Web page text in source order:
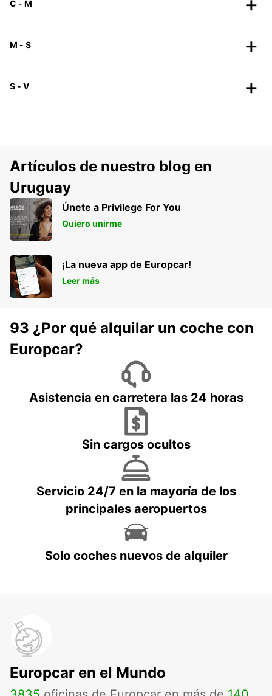
C - M
M - S
S - V
Artículos de nuestro blog en
Uruguay
Únete a Privilege For You
Quiero unirme
¡La nueva app de Europcar!
Leer más
93 ¿Por qué alquilar un coche con
Europcar?
Asistencia en carretera las 24 horas
Sin cargos ocultos
Servicio 24/7 en la mayoría de los
principales aeropuertos
Solo coches nuevos de alquiler
Europcar en el Mundo